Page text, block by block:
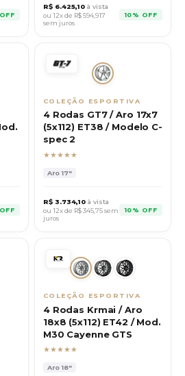
R$ 6.425,10 à vista
ou 12x de R$594,917
sem juros
10% OFF
COLEÇÃO ESPORTIVA
4 Rodas GT7 / Aro 17x7
(5x112) ET38 / Modelo C-
spec 2
★★★★★
Aro17"
R$ 3.734,10 à vista
ou 12x de R$345,75sem
juros
10% OFF
COLEÇÃO ESPORTIVA
4 Rodas Krmai / Aro
18x8 (5x112) ET42 / Mod.
M30 Cayenne GTS
★★★★★
Aro18"